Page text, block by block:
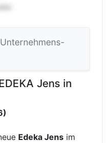
Jens in
Edeka Jens im